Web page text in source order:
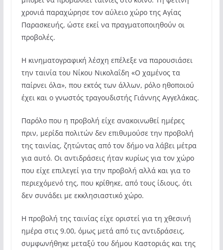
χρονιά παραχώρησε τον αύλειο χώρο της Αγίας
Παρασκευής, ώστε εκεί να πραγματοποιηθούν οι
προβολές.
Η κινηματογραφική λέσχη επέλεξε να παρουσιάσει
την ταινία του Νίκου Νικολαΐδη «Ο χαμένος τα
παίρνει όλα», που εκτός των άλλων, ρόλο ηθοποιού
έχει και ο γνωστός τραγουδιστής Γιάννης Αγγελάκας.
Παρόλο που η προβολή είχε ανακοινωθεί ημέρες
πριν, μερίδα πολιτών δεν επιθυμούσε την προβολή
της ταινίας, ζητώντας από τον δήμο να λάβει μέτρα
για αυτό. Οι αντιδράσεις ήταν κυρίως για τον χώρο
που είχε επιλεγεί για την προβολή αλλά και για το
περιεχόμενό της, που κρίθηκε, από τους ίδιους, ότι
δεν συνάδει με εκκλησιαστικό χώρο.
Η προβολή της ταινίας είχε οριστεί για τη χθεσινή
ημέρα στις 9.00, όμως μετά από τις αντιδράσεις,
συμφωνήθηκε μεταξύ του δήμου Καστοριάς και της